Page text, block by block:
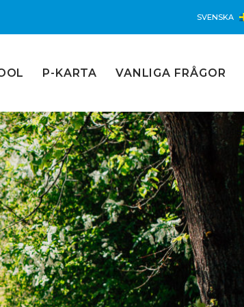
SVENSKA
P-KARTA VANLIGA FRÅGOR